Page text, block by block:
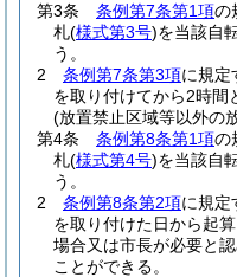
第3条
条例第7条第1項の
札(様式第3号)を当該自
う。
2
条例第7条第3項に規定
を取り付けてから2時間
(放置禁止区域等以外の
第4条
条例第8条第1項の
札(様式第4号)を当該自
う。
2
条例第8条第2項に規定
を取り付けた日から起
場合又は市長が必要と
ことができる。